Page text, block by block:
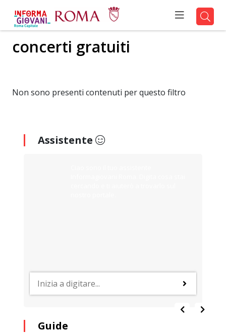
concerti gratuiti
Non sono presenti contenuti per questo filtro
Assistente
Guide